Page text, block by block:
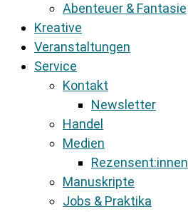
Abenteuer & Fantasie
Kreative
Veranstaltungen
Service
Kontakt
Newsletter
Handel
Medien
Rezensent:innen
Manuskripte
Jobs & Praktika